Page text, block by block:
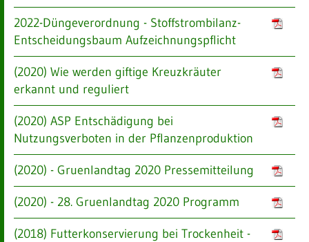
2022-Düngeverordnung - Stoffstrombilanz-
Entscheidungsbaum Aufzeichnungspflicht
(2020) Wie werden giftige Kreuzkräuter
erkannt und reguliert
(2020) ASP Entschädigung bei
Nutzungsverboten in der Pflanzenproduktion
(2020) - Gruenlandtag 2020 Pressemitteilung
(2020) - 28. Gruenlandtag 2020 Programm
(2018) Futterkonservierung bei Trockenheit -